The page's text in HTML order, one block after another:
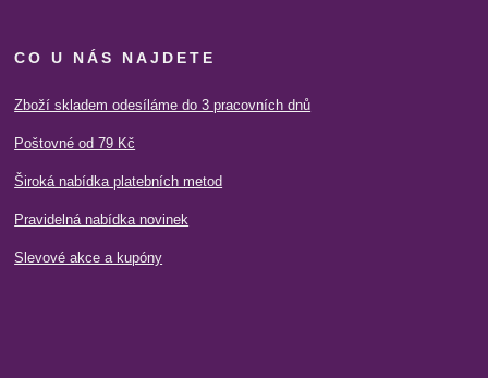
CO U NÁS NAJDETE
Zboží skladem odesíláme do 3 pracovních dnů
Poštovné od 79 Kč
Široká nabídka platebních metod
Pravidelná nabídka novinek
Slevové akce a kupóny